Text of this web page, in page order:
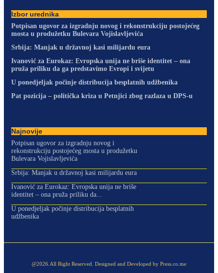
Izbor urednika
Potpisan ugovor za izgradnju novog i rekonstrukciju postojećeg
mosta u produžetku Bulevara Vojislavljevića
Srbija: Manjak u državnoj kasi milijardu eura
Ivanović za Eurokaz: Evropska unija ne briše identitet – ona
pruža priliku da ga predstavimo Evropi i svijetu
U ponedjeljak počinje distribucija besplatnih udžbenika
Pat pozicija – politička kriza u Petnjici zbog razlaza u DPS-u
Najnovije
Potpisan ugovor za izgradnju novog i
rekonstrukciju postojećeg mosta u produžetku
Bulevara Vojislavljevića
Srbija: Manjak u državnoj kasi milijardu eura
Ivanović za Eurokaz: Evropska unija ne briše
identitet – ona pruža priliku da...
U ponedjeljak počinje distribucija besplatnih
udžbenika
@2026.All Right Reserved. Designed and Developed by Press.co.me